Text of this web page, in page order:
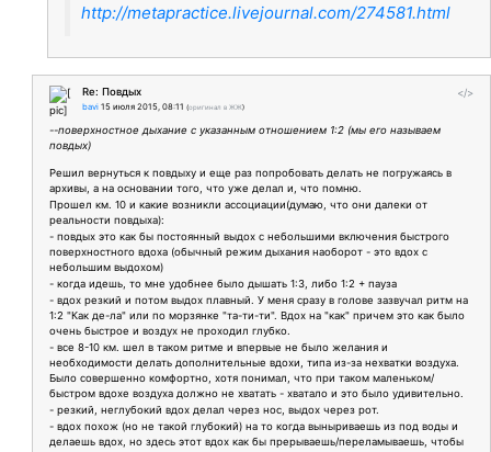
http://metapractice.livejournal.com/274581.html
</>
Re: Повдых
bavi 15 июля 2015, 08:11 (оригинал в ЖЖ)
--поверхностное дыхание с указанным отношением 1:2 (мы его называем
повдых)
Решил вернуться к повдыху и еще раз попробовать делать не погружаясь в
архивы, а на основании того, что уже делал и, что помню.
Прошел км. 10 и какие возникли ассоциации(думаю, что они далеки от
реальности повдыха):
- повдых это как бы постоянный выдох с небольшими включения быстрого
поверхностного вдоха (обычный режим дыхания наоборот - это вдох с
небольшим выдохом)
- когда идешь, то мне удобнее было дышать 1:3, либо 1:2 + пауза
- вдох резкий и потом выдох плавный. У меня сразу в голове зазвучал ритм на
1:2 "Как де-ла" или по морзянке "та-ти-ти". Вдох на "как" причем это как было
очень быстрое и воздух не проходил глубко.
- все 8-10 км. шел в таком ритме и впервые не было желания и
необходимости делать дополнительные вдохи, типа из-за нехватки воздуха.
Было совершенно комфортно, хотя понимал, что при таком маленьком/
быстром вдохе воздуха должно не хватать - хватало и это было удивительно.
- резкий, неглубокий вдох делал через нос, выдох через рот.
- вдох похож (но не такой глубокий) на то когда выныриваешь из под воды и
делаешь вдох, но здесь этот вдох как бы прерываешь/переламываешь, чтобы